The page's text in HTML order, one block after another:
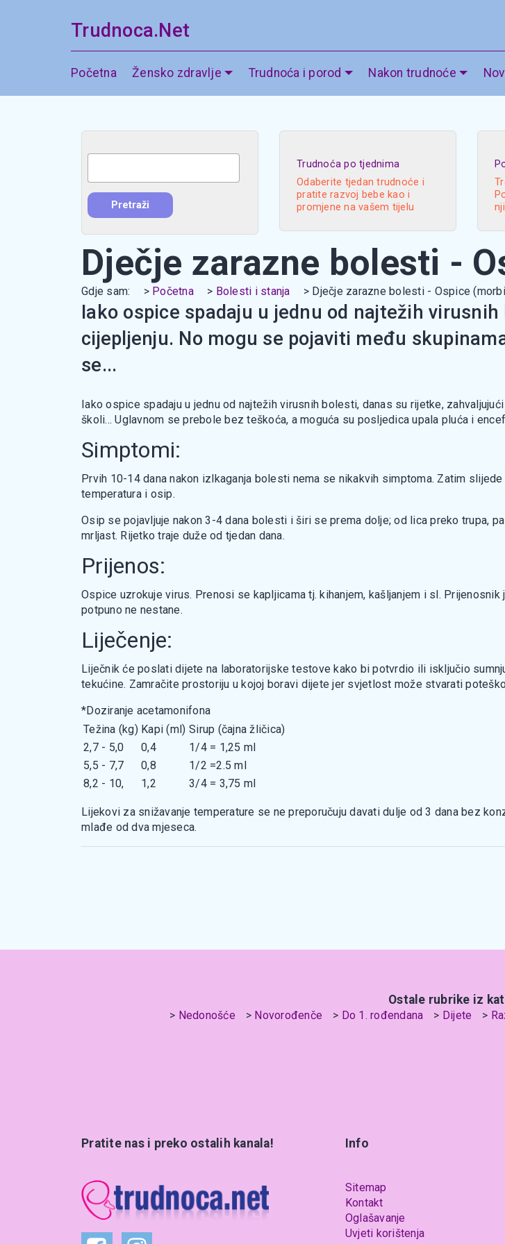
Trudnoca.Net
Početna Žensko zdravlje Trudnoća i porod Nakon trudnoće
Trudnoća po tjednima
Odaberite tjedan trudnoće i
pratite razvoj bebe kao i
promjene na vašem tijelu
Dječje zarazne bolesti -
Gdje sam: Početna Bolesti i stanja Dječje zarazne bolesti - Ospice
Iako ospice spadaju u jednu od najtežih
cijepljenju. No mogu se pojaviti među
se...
Iako ospice spadaju u jednu od najtežih virusnih bolesti, danas su rijetke,
školi... Uglavnom se prebole bez teškoća, a moguća su posljedica upala pluća i
Simptomi:
Prvih 10-14 dana nakon izlkaganja bolesti nema se nikakvih simptoma. Zatim
temperatura i osip.
Osip se pojavljuje nakon 3-4 dana bolesti i širi se prema dolje; od lica preko trupa,
mrljast. Rijetko traje duže od tjedan dana.
Prijenos:
Ospice uzrokuje virus. Prenosi se kapljicama tj. kihanjem, kašljanjem i sl.
potpuno ne nestane.
Liječenje:
Liječnik će poslati dijete na laboratorijske testove kako bi potvrdio ili isključio
tekućine. Zamračite prostoriju u kojoj boravi dijete jer svjetlost može stvarati
*Doziranje acetamonifona
Težina (kg) Kapi (ml) Sirup (čajna žličica)
2,7 - 5,0
0,4
1/4 = 1,25 ml
5,5 - 7,7
0,8
1/2 =2.5 ml
8,2 - 10,
1,2 3/4 = 3,75 ml
Lijekovi za snižavanje temperature se ne preporučuju davati dulje od 3 dana bez
mlađe od dva mjeseca.
Ostale rubrike iz
Nedonošće Novorođenče Do 1. rođendana Dijete
Pratite nas i preko ostalih kanala! Info
Sitemap
Kontakt
Oglašavanje
Uvjeti korištenja